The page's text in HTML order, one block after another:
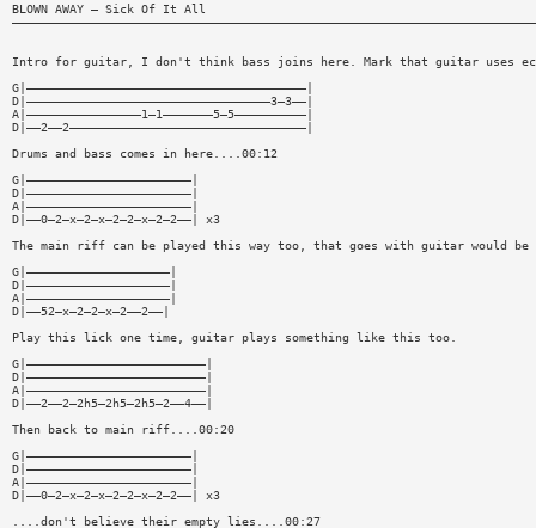
BLOWN AWAY — Sick Of It All
Intro for guitar, I don't think bass joins here. Mark that guitar uses
G|———————————————————————————————————————|
D|——————————————————————————————————3—3——|
A|————————————————1—1———————5—5——————————|
D|——2——2—————————————————————————————————|
Drums and bass comes in here....00:12
G|———————————————————————|
D|———————————————————————|
A|———————————————————————|
D|——0—2—x—2—x—2—2—x—2—2——| x3
The main riff can be played this way too, that goes with guitar would
G|————————————————————|
D|————————————————————|
A|————————————————————|
D|——52—x—2—2—x—2——2——|
Play this lick one time, guitar plays something like this too.
G|—————————————————————————|
D|—————————————————————————|
A|—————————————————————————|
D|——2——2—2h5—2h5—2h5—2——4——|
Then back to main riff....00:20
G|———————————————————————|
D|———————————————————————|
A|———————————————————————|
D|——0—2—x—2—x—2—2—x—2—2——| x3
....don't believe their empty lies....00:27